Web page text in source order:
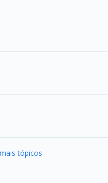
tópicos